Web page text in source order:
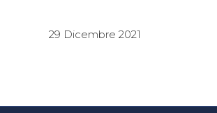
29 Dicembre 2021